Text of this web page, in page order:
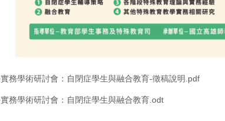
務學術研討會：自閉症學生與融合教育-徵稿說明.pdf
務學術研討會：自閉症學生與融合教育.odt